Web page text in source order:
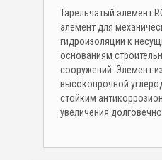
Тарельчатый элемент
элемент для
гидроизоляции к
основаниям
сооружений. Элемент
высокопрочной
стойким
увеличения